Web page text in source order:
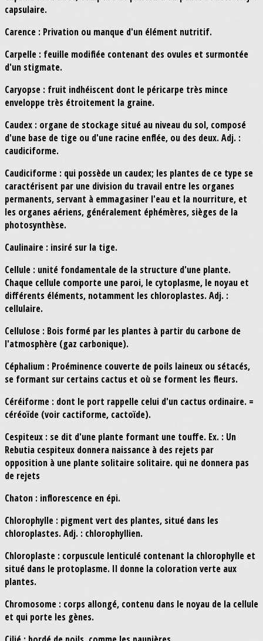
capsulaire.
Carence : Privation ou manque d'un élément nutritif.
Carpelle : feuille modifiée contenant des ovules et surmontée
d'un stigmate.
Caryopse : fruit indhéiscent dont le péricarpe très mince
enveloppe très étroitement la graine.
Caudex : organe de stockage situé au niveau du sol, composé
d'une base de tige ou d'une racine enflée, ou des deux. Adj. :
caudiciforme.
Caudiciforme : qui possède un caudex; les plantes de ce type se
caractérisent par une division du travail entre les organes
permanents, servant à emmagasiner l'eau et la nourriture, et
les organes aériens, généralement éphémères, sièges de la
photosynthèse.
Caulinaire : insiré sur la tige.
Cellule : unité fondamentale de la structure d'une plante.
Chaque cellule comporte une paroi, le cytoplasme, le noyau et
différents éléments, notamment les chloroplastes. Adj. :
cellulaire.
Cellulose : Bois formé par les plantes à partir du carbone de
l'atmosphère (gaz carbonique).
Céphalium : Proéminence couverte de poils laineux ou sétacés,
se formant sur certains cactus et où se forment les fleurs.
Céréiforme : dont le port rappelle celui d'un cactus ordinaire. =
céréoïde (voir cactiforme, cactoïde).
Cespiteux : se dit d'une plante formant une touffe. Ex. : Un
Rebutia cespiteux donnera naissance à des rejets par
opposition à une plante solitaire solitaire. qui ne donnera pas
de rejets
Chaton : inflorescence en épi.
Chlorophylle : pigment vert des plantes, situé dans les
chloroplastes. Adj. : chlorophyllien.
Chloroplaste : corpuscule lenticulé contenant la chlorophylle et
situé dans le protoplasme. Il donne la coloration verte aux
plantes.
Chromosome : corps allongé, contenu dans le noyau de la cellule
et qui porte les gènes.